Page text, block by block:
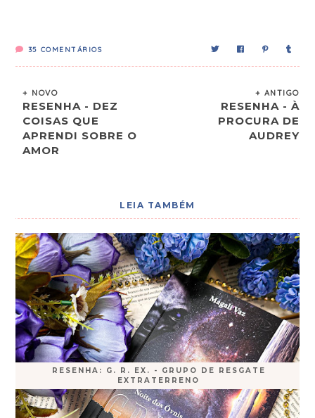
35 COMENTÁRIOS
+ NOVO
RESENHA - DEZ
COISAS QUE
APRENDI SOBRE O
AMOR
+ ANTIGO
RESENHA - À
PROCURA DE
AUDREY
LEIA TAMBÉM
RESENHA: G. R. EX. - GRUPO DE RESGATE
EXTRATERRENO